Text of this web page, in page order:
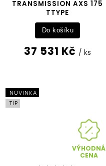
TRANSMISSION AXS 175
TTYPE
37 531 Kč / ks
Do košíku
NOVINKA
TIP
VÝHODNÁ
CENA